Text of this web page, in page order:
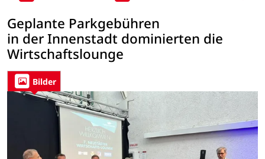
Geplante Parkgebühren
in der Innenstadt dominierten die
Wirtschaftslounge
Bilder